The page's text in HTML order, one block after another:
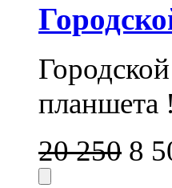
планшета !
20 250 8